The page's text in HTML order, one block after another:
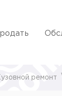
ремонт